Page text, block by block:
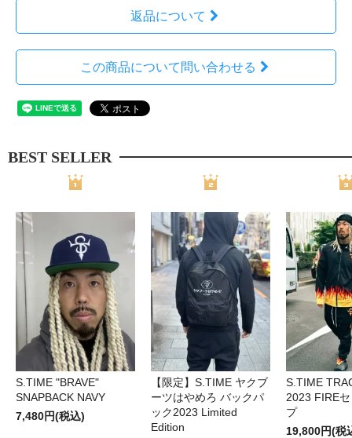
返品について
この商品について問い合わせる
BEST SELLER
S.TIME "BRAVE"
SNAPBACK NAVY
7,480円(税込)
【限定】S.TIME ヤクブ
ーツはやめろ バックパ
ック2023 Limited
Edition
S.TIME
2023 FIRE
プ
19,800円(税